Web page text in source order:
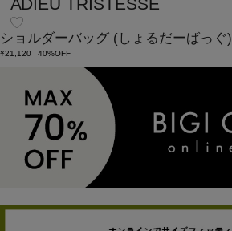
ショルダーバッグ (しょるだーばっぐ)
¥21,120 40%OFF